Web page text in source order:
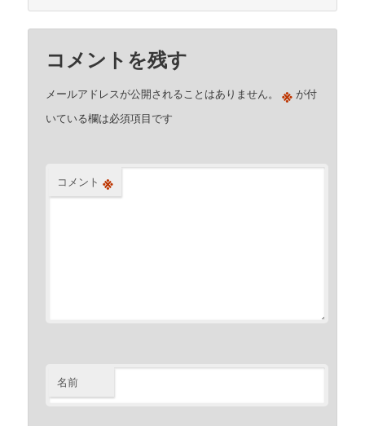
コメントを残す
メールアドレスが公開されることはありません。 ※ が付
いている欄は必須項目です
コメント ※
名前